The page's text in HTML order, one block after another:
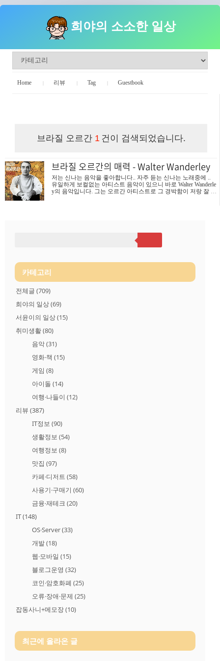
희야의 소소한 일상
Home 리뷰 Tag Guestbook
브라질 오르간 1 건이 검색되었습니다.
브라질 오르간의 매력 - Walter Wanderley
저는 신나는 음악을 좋아합니다.. 자주 듣는 신나는 노래중에 ..
유일하게 보컬없는 아티스트 음악이 있으니 바로 Walter Wanderle
y의 음악입니다. 그는 오르간 아티스트로 그 경박함이 저랑 잘 맞
카테고리
전체글 (709)
희야의 일상(69)
서윤이의 일상(15)
취미생활(80)
음악(31)
영화·책 (15)
게임 (8)
아이돌 (14)
여행·나들이 (12)
리뷰 (387)
IT정보 (90)
생활정보 (54)
여행정보 (8)
맛집 (97)
카페·디저트 (58)
사용기·구매기 (60)
금융·재테크 (20)
IT(148)
OS·Server(33)
개발(18)
웹·모바일 (15)
블로그운영 (32)
코인·암호화폐 (25)
오류·장애·문제 (25)
잡동사니+메모장(10)
최근에 올라온 글